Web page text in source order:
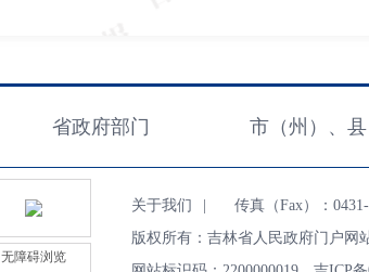
省政府部门 市（州）、
无障碍浏览
关于我们
传真（Fax）：0431-
版权所有：吉林省人民政府门户